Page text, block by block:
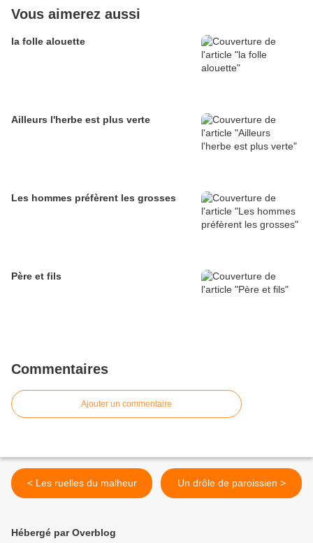
Vous aimerez aussi
la folle alouette
Ailleurs l'herbe est plus verte
Les hommes préfèrent les grosses
Père et fils
Commentaires
Ajouter un commentaire
< Les ruelles du malheur Un drôle de paroissien >
Hébergé par Overblog